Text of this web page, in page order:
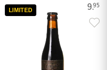
9.95
LIMITED